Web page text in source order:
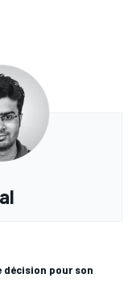
décision pour son